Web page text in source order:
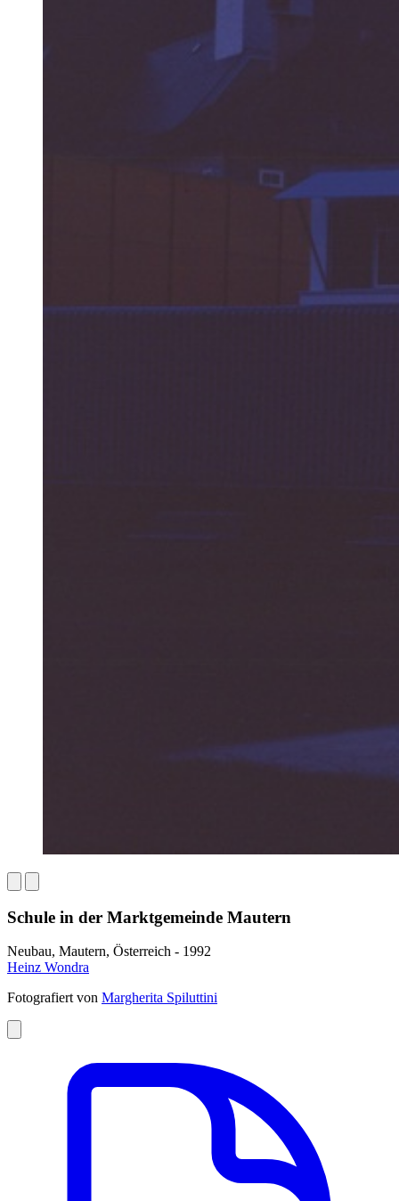
Schule in der Marktgemeinde Mautern
Neubau, Mautern, Österreich - 1992
Heinz Wondra
Fotografiert von Margherita Spiluttini